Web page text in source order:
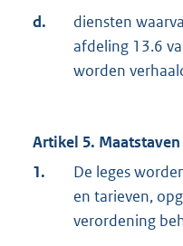
d.
diensten
afdeling 13.6
worden
Artikel 5.
1.
De leges
en tarieven,
verordening